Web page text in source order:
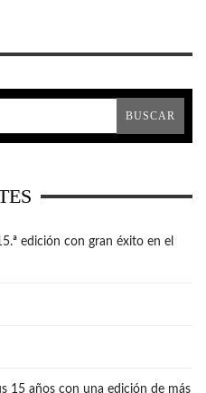
edición con gran éxito en el
15 años con una edición de más